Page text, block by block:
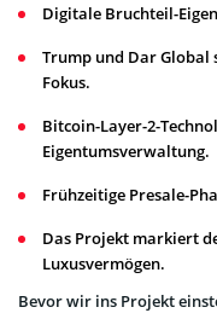
Digitale Bruchteil-
Trump und Dar Global
Fokus.
Bitcoin-Layer-2-
Eigentumsverwaltung.
Frühzeitige Presale-
Das Projekt markiert
Luxusvermögen.
Bevor wir ins Projekt